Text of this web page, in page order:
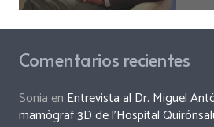
Comentarios recientes
Sonia en Entrevista al Dr. Miguel
mamògraf 3D de l’Hospital